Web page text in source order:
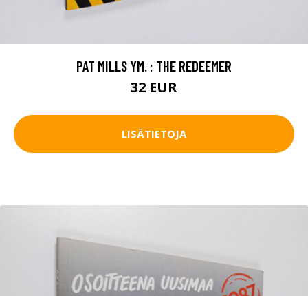
PAT MILLS YM. : THE REDEEMER
32 EUR
LISÄTIETOJA